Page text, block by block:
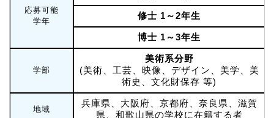
応募可能
学年
修士 1～2年生
博士 1～3年生
学部
美術系分野
(美術、工芸、映像、デザイン、美学、美
術史、文化財保存 等)
地域
兵庫県、大阪府、京都府、奈良県、滋賀
県、和歌山県の学校に在籍する者